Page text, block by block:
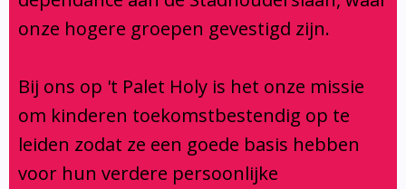
Contact
Verbouwing
Aanmelden
Brugfunctionaris
onze hogere groepen gevestigd zijn.
Bij ons op 't Palet Holy is het onze missie
om kinderen toekomstbestendig op te
leiden zodat ze een goede basis hebben
voor hun verdere persoonlijke